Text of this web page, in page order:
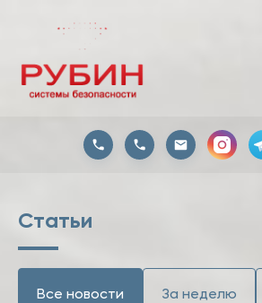
Статьи
Все новости За неделю